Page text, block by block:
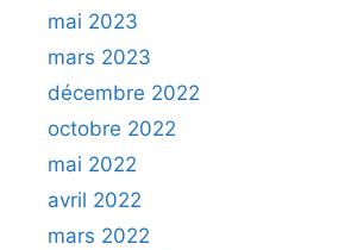
mai 2023
mars 2023
décembre 2022
octobre 2022
mai 2022
avril 2022
mars 2022